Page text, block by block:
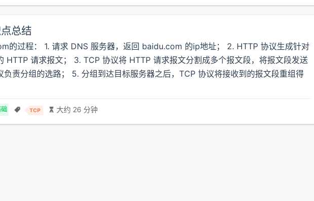
总结
的过程： 1. 请求 DNS 服务器，返回 baidu.com 的ip地址； 2. HTTP 协议生成针对
HTTP 请求报文； 3. TCP 协议将 HTTP 请求报文分割成多个报文段，将报文段发送
负责分组的选路； 5. 分组到达目标服务器之后，TCP 协议将接收到的报文段重组得
TCP 大约 26 分钟